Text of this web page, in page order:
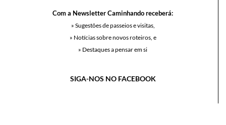
Com a Newsletter Caminhando receberá:
» Sugestões de passeios e visitas,
» Notícias sobre novos roteiros, e
» Destaques a pensar em si
SIGA-NOS NO FACEBOOK